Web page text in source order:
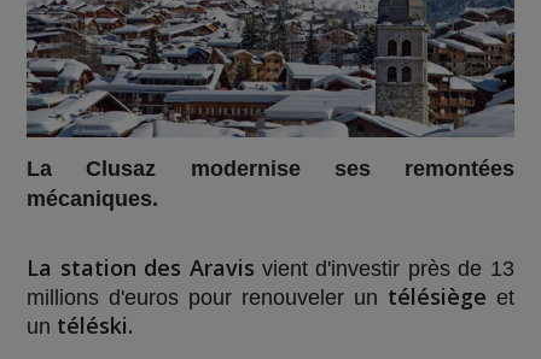
La Clusaz modernise ses remontées
mécaniques.
La station des Aravis vient d'investir près de 13
millions d'euros pour renouveler un télésiège et
un téléski.